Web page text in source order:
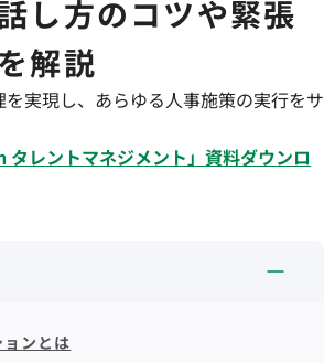
し方のコツや緊張
解説
実現し、あらゆる人事施策の実行をサ
タレントマネジメント」資料ダウンロ
ンとは